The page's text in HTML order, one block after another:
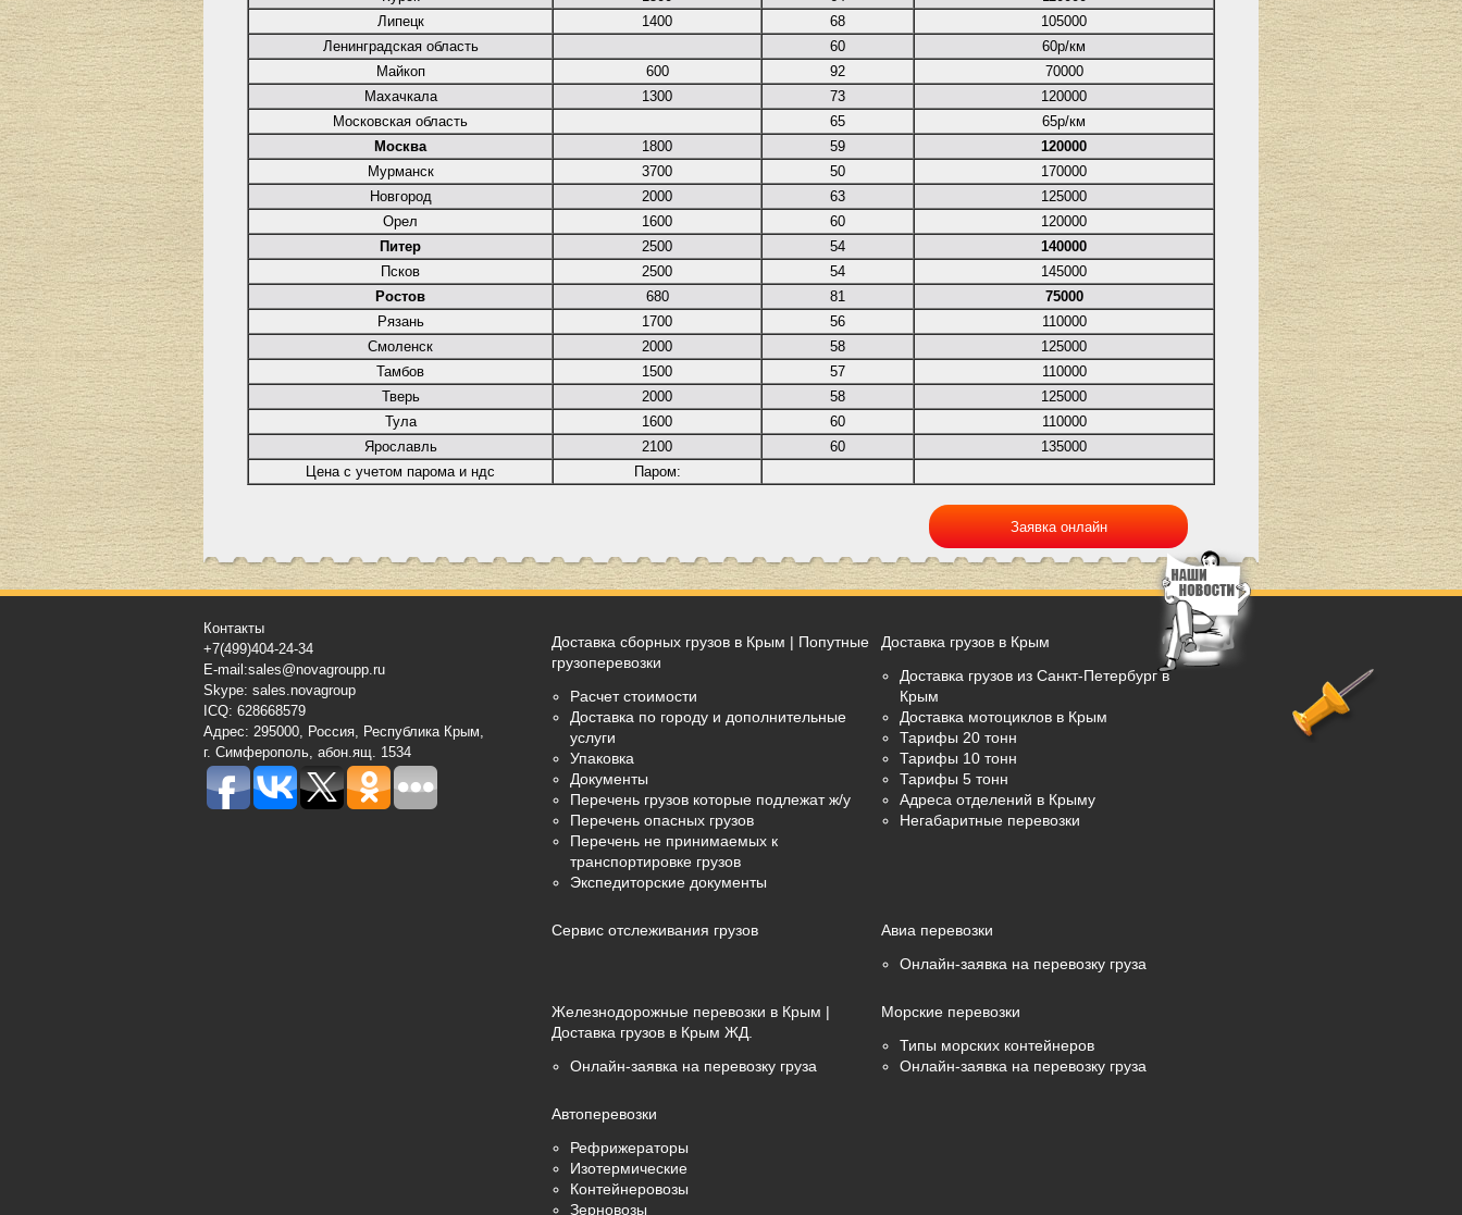
Липецк
1400 68
105000
Ленинградская область
60
60р/км
Майкоп
600 92
70000
Махачкала
1300 73
120000
Московская область
65
65р/км
Москва
1800 59
120000
Мурманск
3700 50
170000
Новгород
2000 63
125000
Орел
1600 60
120000
Питер
2500 54
140000
Псков
2500 54
145000
Ростов
680 81
75000
Рязань
1700 56
110000
Смоленск
2000 58
125000
Тамбов
1500 57
110000
Тверь
2000 58
125000
Тула
1600 60
110000
Ярославль
2100 60
135000
Цена с учетом парома и ндс
Паром:
Заявка онлайн
Контакты
+7(499)404-24-34
E-mail:sales@novagroupp.ru
Skype: sales.novagroup
ICQ: 628668579
Адрес: 295000, Россия, Республика Крым,
г. Симферополь, абон.ящ. 1534
Доставка сборных грузов в Крым | Попутные
грузоперевозки
Расчет стоимости
Доставка по городу и дополнительные
услуги
Упаковка
Документы
Перечень грузов которые подлежат ж/у
Перечень опасных грузов
Перечень не принимаемых к
транспортировке грузов
Экспедиторские документы
Доставка грузов в Крым
Доставка грузов из Санкт-Петербург в
Крым
Доставка мотоциклов в Крым
Тарифы 20 тонн
Тарифы 10 тонн
Тарифы 5 тонн
Адреса отделений в Крыму
Негабаритные перевозки
Сервис отслеживания грузов
Авиа перевозки
Онлайн-заявка на перевозку груза
Железнодорожные перевозки в Крым |
Доставка грузов в Крым ЖД.
Онлайн-заявка на перевозку груза
Морские перевозки
Типы морских контейнеров
Онлайн-заявка на перевозку груза
Автоперевозки
Рефрижераторы
Изотермические
Контейнеровозы
Зерновозы